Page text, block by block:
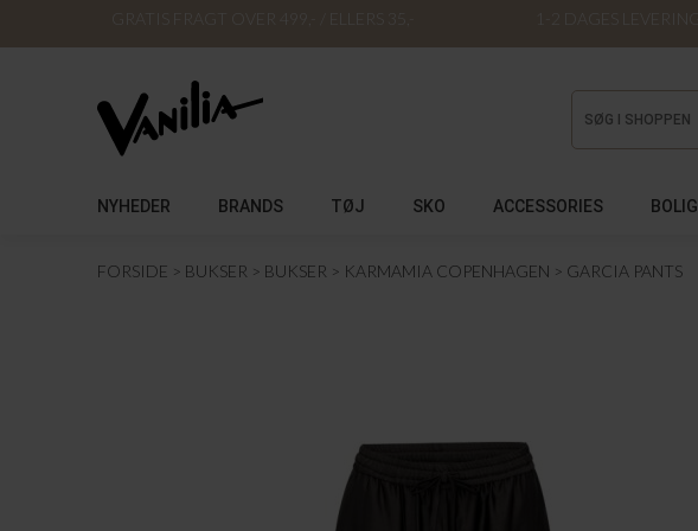
GRATIS FRAGT OVER 499,- / ELLERS 35,- 1-2 DAGES LEVERING
NYHEDER BRANDS TØJ SKO ACCESSORIES BOLIG
FORSIDE BUKSER BUKSER KARMAMIA COPENHAGEN GARCIA PANTS